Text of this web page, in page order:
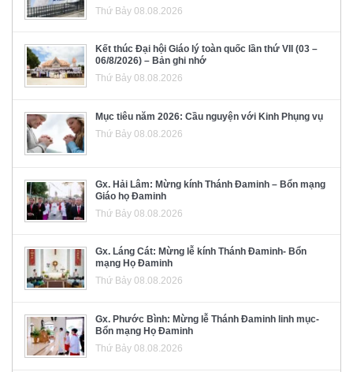
Thứ Bảy 08.08.2026
Kết thúc Đại hội Giáo lý toàn quốc lần thứ VII (03 –
06/8/2026) – Bản ghi nhớ
Thứ Bảy 08.08.2026
Mục tiêu năm 2026: Cầu nguyện với Kinh Phụng vụ
Thứ Bảy 08.08.2026
Gx. Hải Lâm: Mừng kính Thánh Đaminh – Bổn mạng
Giáo họ Đaminh
Thứ Bảy 08.08.2026
Gx. Láng Cát: Mừng lễ kính Thánh Đaminh- Bổn
mạng Họ Đaminh
Thứ Bảy 08.08.2026
Gx. Phước Bình: Mừng lễ Thánh Đaminh linh mục-
Bổn mạng Họ Đaminh
Thứ Bảy 08.08.2026